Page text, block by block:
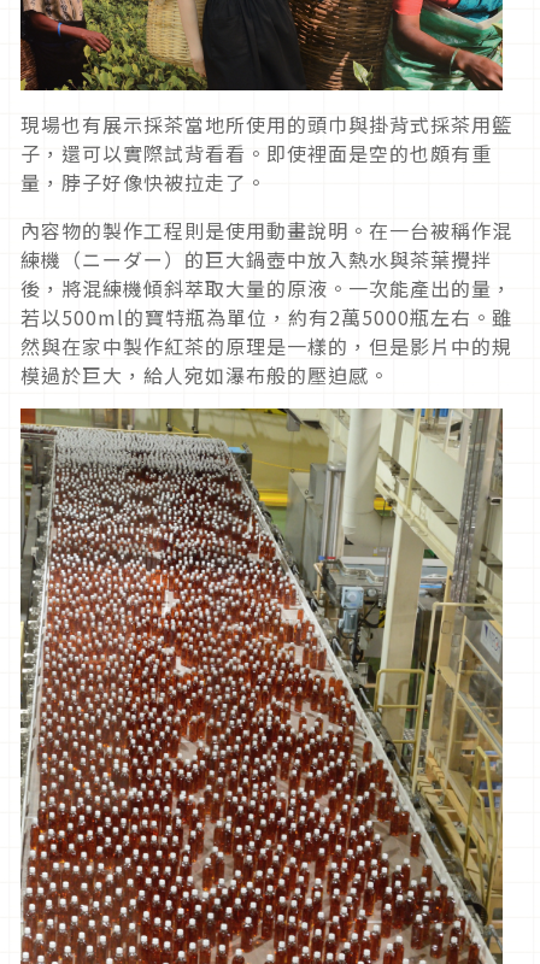
現場也有展示採茶當地所使用的頭巾與掛背式採茶用籃
子，還可以實際試背看看。即使裡面是空的也頗有重
量，脖子好像快被拉走了。
內容物的製作工程則是使用動畫說明。在一台被稱作混
練機（ニーダー）的巨大鍋壺中放入熱水與茶葉攪拌
後，將混練機傾斜萃取大量的原液。一次能產出的量，
若以500ml的寶特瓶為單位，約有2萬5000瓶左右。雖
然與在家中製作紅茶的原理是一樣的，但是影片中的規
模過於巨大，給人宛如瀑布般的壓迫感。